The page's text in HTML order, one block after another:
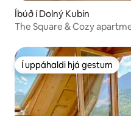
Íbúð í Dolný Kubín
The Square & Cozy
Í uppáhaldi hjá gestum
Í uppáhaldi hjá gestum